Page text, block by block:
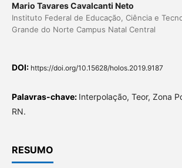
Mario Tavares Cavalcanti Neto
Instituto Federal de Educação, Ciência e
Grande do Norte Campus Natal Central
DOI: https://doi.org/10.15628/holos.2019.9187
Palavras-chave: Interpolação, Teor, Zona
RN.
RESUMO